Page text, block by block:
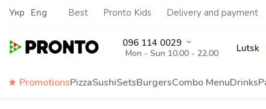
Укр Eng Best Pronto Kids Delivery and payment
096 114 0029
Mon - Sun 10.00 - 22.00 Lutsk
PromotionsPizzaSushiSetsBurgersСombo MenuDrinks